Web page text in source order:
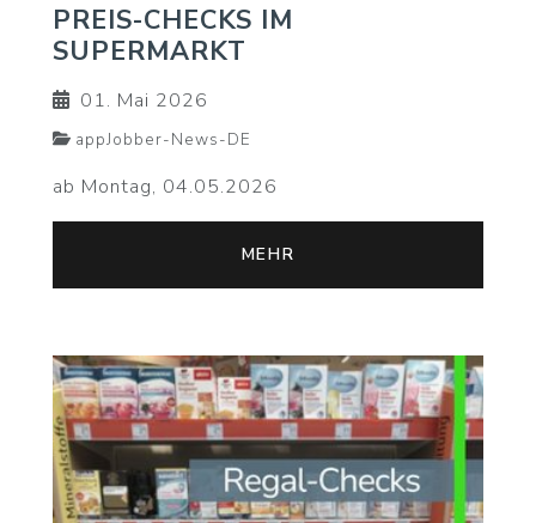
PREIS-CHECKS IM
SUPERMARKT
01. Mai 2026
appJobber-News-DE
ab Montag, 04.05.2026
MEHR